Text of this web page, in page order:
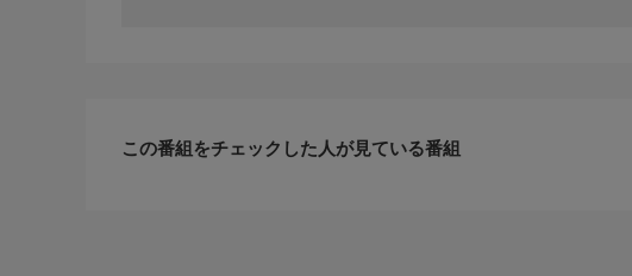
この番組をチェックした人が見ている番組